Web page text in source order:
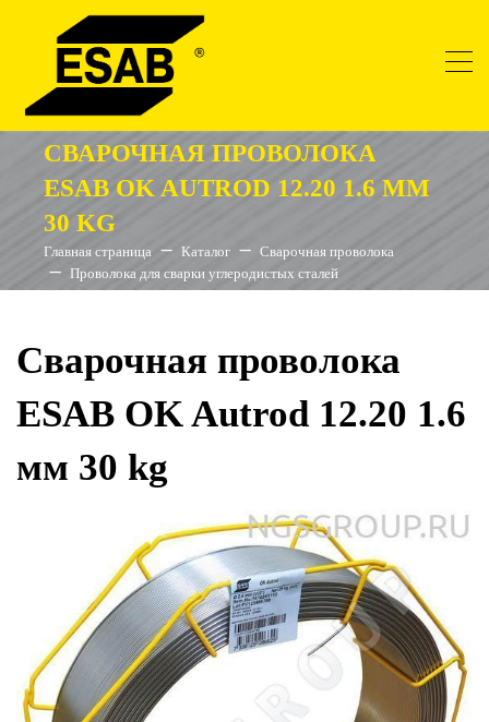
СВАРОЧНАЯ ПРОВОЛОКА
ESAB OK AUTROD 12.20 1.6 ММ
30 KG
Главная страница Каталог
Сварочная проволока
Проволока для сварки углеродистых сталей
Сварочная проволока
ESAB OK Autrod 12.20 1.6
мм 30 kg